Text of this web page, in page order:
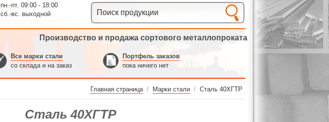
пн.-пт. 09:00 - 18:00
сб.-вс. выходной
Производство и продажа сортового металлопроката
Все марки стали
со склада и на заказ
Портфель заказов
пока ничего нет
Главная страница / Марки стали / Сталь 40ХГТР
Сталь 40ХГТР